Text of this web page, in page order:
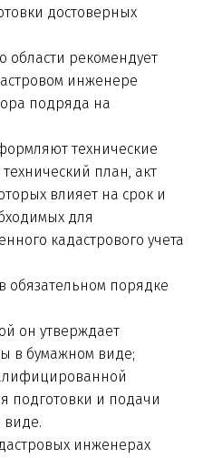
достоверных
области рекомендует
инженере
подряда на
технические
план, акт
влияет на срок и
для
кадастрового учета
обязательном порядке
он утверждает
в бумажном виде;
подготовки и подачи
виде.
инженерах